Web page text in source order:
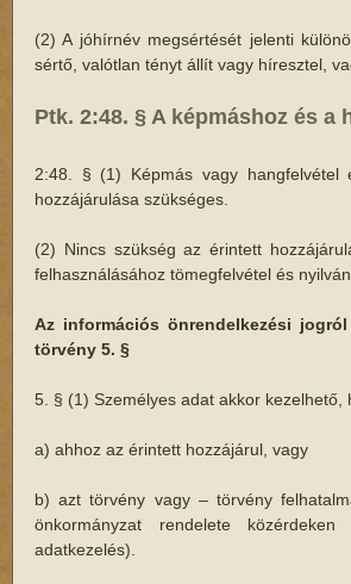
(2) A jóhírnév megsértését jelenti
sértő, valótlan tényt állít vagy híresztel,
Ptk. 2:48. § A képmáshoz és a
2:48. § (1) Képmás vagy hangfelvétel
hozzájárulása szükséges.
(2) Nincs szükség az érintett
felhasználásához tömegfelvétel és
Az információs önrendelkezési
törvény 5. §
5. § (1) Személyes adat akkor kezelhető,
a) ahhoz az érintett hozzájárul, vagy
b) azt törvény vagy – törvény
önkormányzat rendelete
adatkezelés).